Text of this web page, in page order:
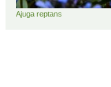
Ajuga reptans